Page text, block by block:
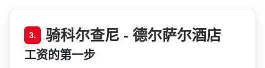
3. 骑科尔查尼 - 德尔萨尔酒店
工资的第一步